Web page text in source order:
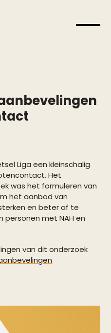
Liga een kleinschalig
Het
was het formuleren van
het aanbod van
en beter af te
met NAH en
van dit onderzoek